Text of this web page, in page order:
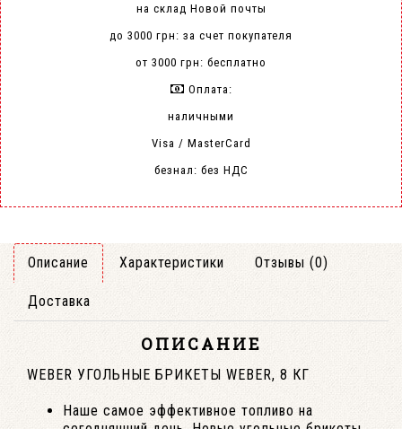
на склад Новой почты
до 3000 грн: за счет покупателя
от 3000 грн: бесплатно
Оплата:
наличными
Visa / MasterCard
безнал: без НДС
Описание Характеристики Отзывы (0)
Доставка
ОПИСАНИЕ
WEBER УГОЛЬНЫЕ БРИКЕТЫ WEBER, 8 КГ
Наше самое эффективное топливо на